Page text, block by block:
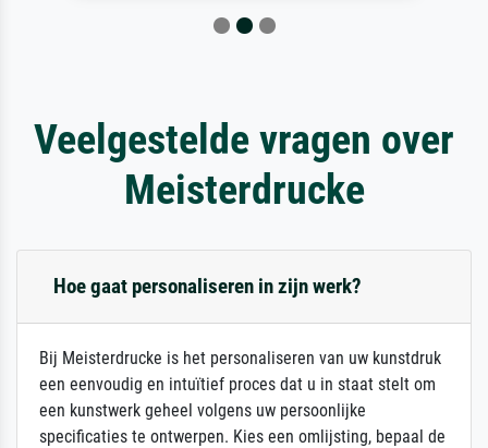
Veelgestelde vragen over
Meisterdrucke
Hoe gaat personaliseren in zijn werk?
Bij Meisterdrucke is het personaliseren van uw kunstdruk
een eenvoudig en intuïtief proces dat u in staat stelt om
een kunstwerk geheel volgens uw persoonlijke
specificaties te ontwerpen. Kies een omlijsting, bepaal de